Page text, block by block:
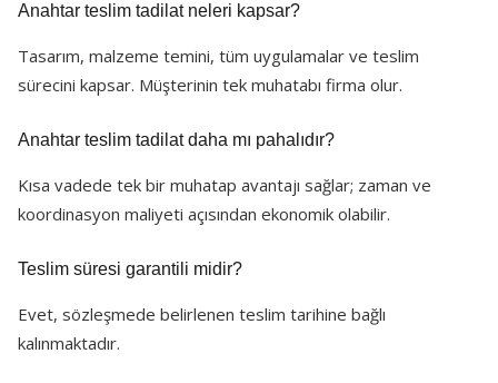
Anahtar teslim tadilat neleri kapsar?
Tasarım, malzeme temini, tüm uygulamalar ve teslim
sürecini kapsar. Müşterinin tek muhatabı firma olur.
Anahtar teslim tadilat daha mı pahalıdır?
Kısa vadede tek bir muhatap avantajı sağlar; zaman ve
koordinasyon maliyeti açısından ekonomik olabilir.
Teslim süresi garantili midir?
Evet, sözleşmede belirlenen teslim tarihine bağlı
kalınmaktadır.